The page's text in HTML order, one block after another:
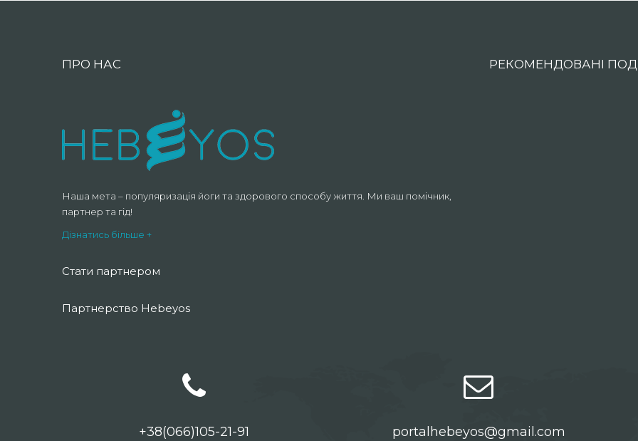
ПРО НАС
Наша мета – популяризація йоги та здорового способу життя. Ми ваш помічник,
партнер та гід!
Дізнатись більше +
Стати партнером
Партнерство Hebeyos
РЕКОМЕНДОВАНІ
+38(066)105-21-91 portalhebeyos@gmail.com